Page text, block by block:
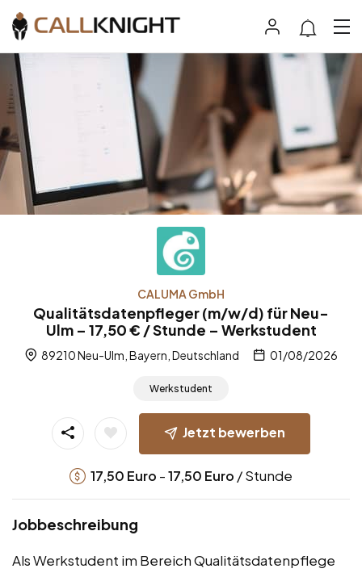
CALUMA GmbH
Qualitätsdatenpfleger (m/w/d) für Neu-
Ulm – 17,50 € / Stunde – Werkstudent
89210 Neu-Ulm, Bayern, Deutschland 01/08/2026
Werkstudent
Jetzt bewerben
17,50 Euro -17,50 Euro / Stunde
Jobbeschreibung
Als Werkstudent im Bereich Qualitätsdatenpflege